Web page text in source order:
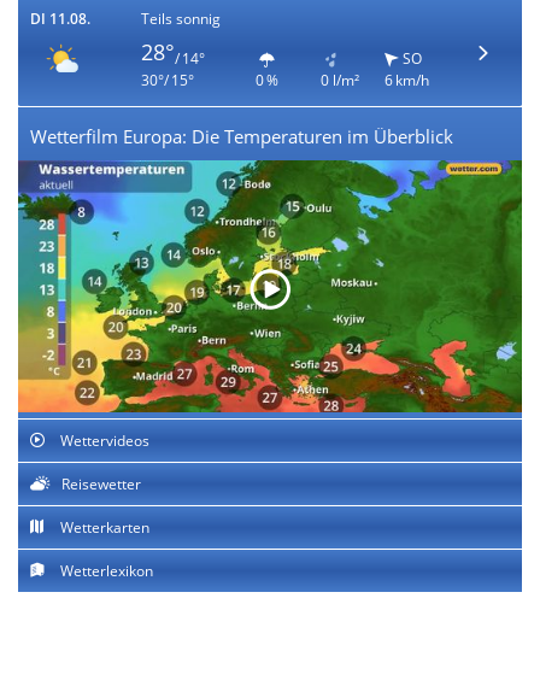
DI 11.08. Teils sonnig
28°/ 14°
30°/ 15°
0 % 0 l/m²
SO
6 km/h
Wetterfilm Europa: Die Temperaturen im Überblick
Wettervideos
Reisewetter
Wetterkarten
Wetterlexikon